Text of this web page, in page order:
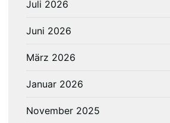
Juli 2026
Juni 2026
März 2026
Januar 2026
November 2025